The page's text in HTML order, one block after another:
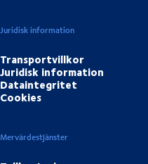
Juridisk information
Transportvillkor
Juridisk information
Dataintegritet
Cookies
Mervärdestjänster